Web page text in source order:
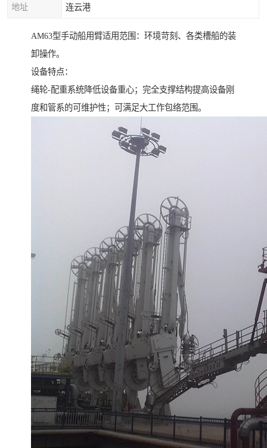
地址 连云港
AM63型手动船用臂适用范围：环境苛刻、各类槽船的装
卸操作。
设备特点：
绳轮-配重系统降低设备重心；完全支撑结构提高设备刚
度和管系的可维护性；可满足大工作包络范围。